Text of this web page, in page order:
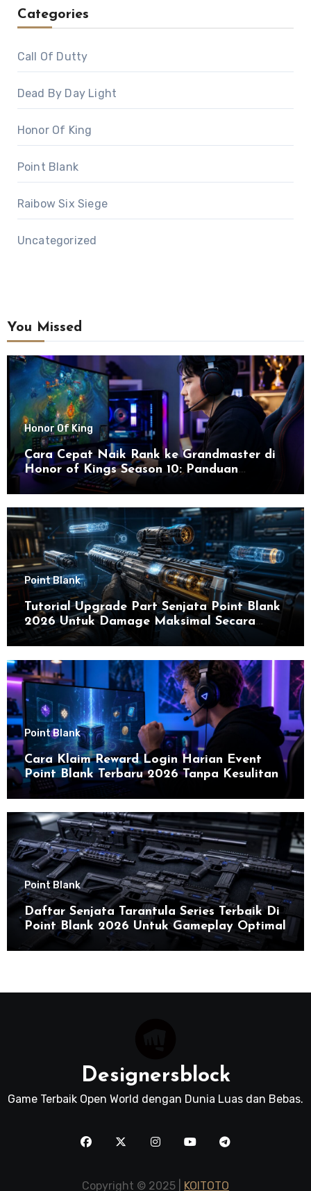
Categories
Call Of Dutty
Dead By Day Light
Honor Of King
Point Blank
Raibow Six Siege
Uncategorized
You Missed
Honor Of King
Cara Cepat Naik Rank ke Grandmaster di
Honor of Kings Season 10: Panduan
Lengkap dan Strategi Terbaru untuk Sukses
di 2026
Point Blank
Tutorial Upgrade Part Senjata Point Blank
2026 Untuk Damage Maksimal Secara
Efektif
Point Blank
Cara Klaim Reward Login Harian Event
Point Blank Terbaru 2026 Tanpa Kesulitan
Point Blank
Daftar Senjata Tarantula Series Terbaik Di
Point Blank 2026 Untuk Gameplay Optimal
Designersblock
Game Terbaik Open World dengan Dunia Luas dan Bebas.
Copyright © 2025 | KOITOTO